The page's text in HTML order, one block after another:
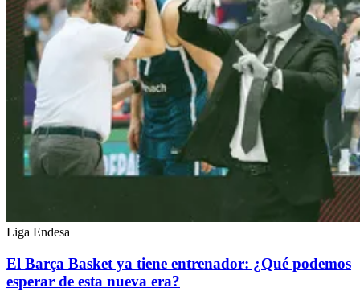
Liga Endesa
El Barça Basket ya tiene entrenador: ¿Qué podemos
esperar de esta nueva era?